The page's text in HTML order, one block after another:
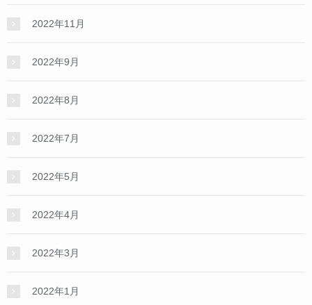
2022年11月
2022年9月
2022年8月
2022年7月
2022年5月
2022年4月
2022年3月
2022年1月